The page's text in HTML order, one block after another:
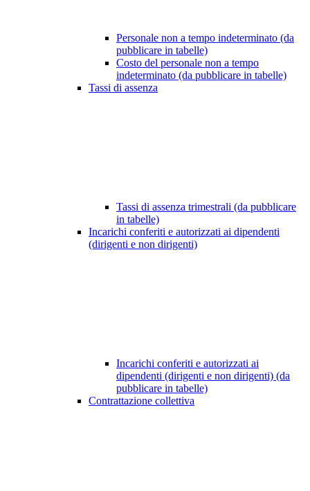
Personale non a tempo indeterminato (da
pubblicare in tabelle)
Costo del personale non a tempo
indeterminato (da pubblicare in tabelle)
Tassi di assenza
Tassi di assenza trimestrali (da pubblicare
in tabelle)
Incarichi conferiti e autorizzati ai dipendenti
(dirigenti e non dirigenti)
Incarichi conferiti e autorizzati ai
dipendenti (dirigenti e non dirigenti) (da
pubblicare in tabelle)
Contrattazione collettiva